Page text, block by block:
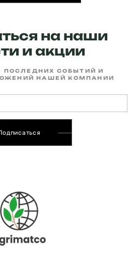
на наши
и акции
ПОСЛЕДНИХ СОБЫТИЙ И
НАШЕЙ КОМПАНИИ